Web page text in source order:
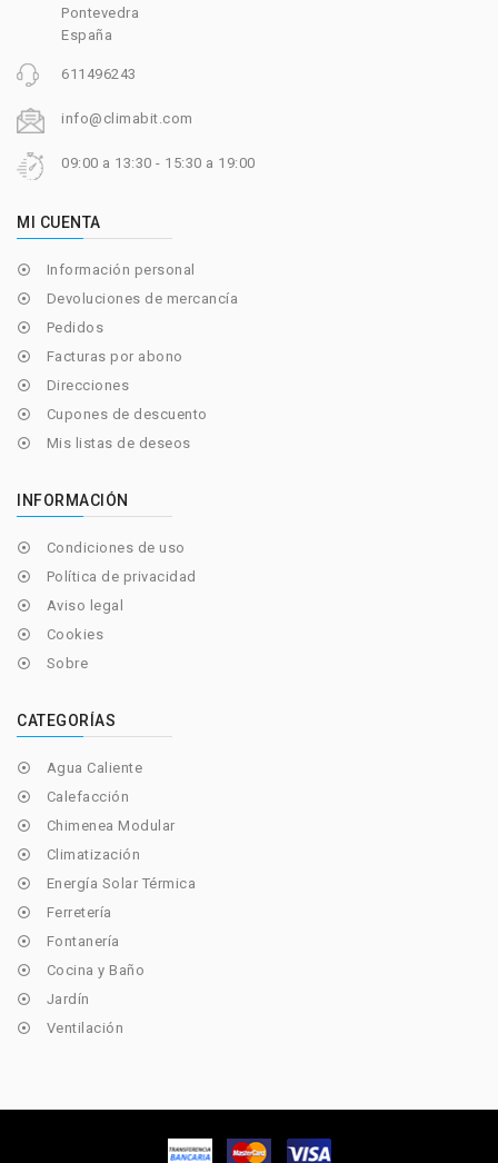
Pontevedra
España
611496243
info@climabit.com
09:00 a 13:30 - 15:30 a 19:00
MI CUENTA
 Información personal
 Devoluciones de mercancía
 Pedidos
 Facturas por abono
 Direcciones
 Cupones de descuento
 Mis listas de deseos
INFORMACIÓN
 Condiciones de uso
 Política de privacidad
 Aviso legal
 Cookies
 Sobre
CATEGORÍAS
 Agua Caliente
 Calefacción
 Chimenea Modular
 Climatización
 Energía Solar Térmica
 Ferretería
 Fontanería
 Cocina y Baño
 Jardín
 Ventilación